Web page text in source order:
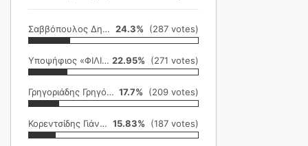
Σαββόπουλος Δημήτρης 24.3% (287 votes)
Υποψήφιος «ΦΙΛΙΚΗ ΕΤΑΙΡΕΙΑ» 22.95% (271 votes)
Γρηγοριάδης Γρηγόρης 17.7% (209 votes)
Κορεντσίδης Γιάννης 15.83% (187 votes)